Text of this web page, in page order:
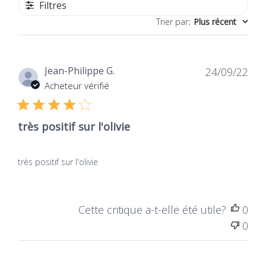
Filtres
Trier par: Plus récent
Jean-Philippe G.
Acheteur vérifié
très positif sur l'olivie
très positif sur l'olivie
24/09/22
Cette critique a-t-elle été utile?
0
0